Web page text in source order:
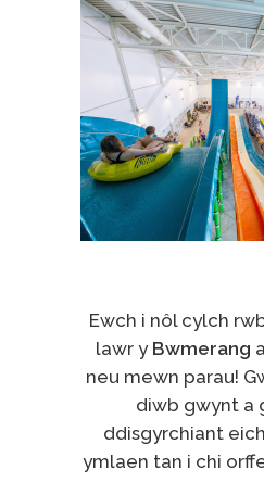
Ewch i nôl cylch
lawr y Bwmerang
neu mewn parau!
diwb gwynt a
ddisgyrchiant
ymlaen tan i chi